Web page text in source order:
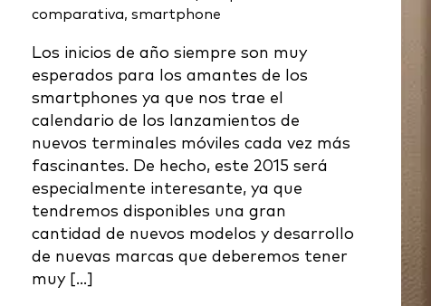
comparativa, smartphone
Los inicios de año siempre son muy
esperados para los amantes de los
smartphones ya que nos trae el
calendario de los lanzamientos de
nuevos terminales móviles cada vez más
fascinantes. De hecho, este 2015 será
especialmente interesante, ya que
tendremos disponibles una gran
cantidad de nuevos modelos y desarrollo
de nuevas marcas que deberemos tener
muy […]